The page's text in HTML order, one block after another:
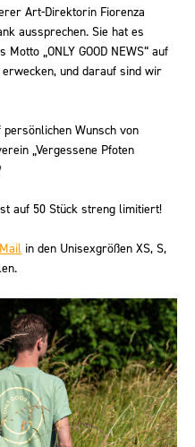
Art-Direktorin Fiorenza
aussprechen. Sie hat es
„ONLY GOOD NEWS“ auf
und darauf sind wir
Wunsch von
„Vergessene Pfoten
auf 50 Stück streng limitiert!
in den Unisexgrößen XS, S,